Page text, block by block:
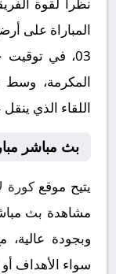
المكرمة، وسط
اللقاء الذي
بث مباشر
يتيح موقعكورة
مشاهدة بث
وبجودة عالية،
سواء الأهداف أو